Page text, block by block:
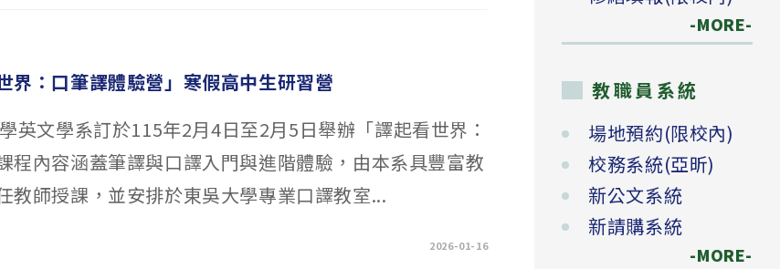
界：口筆譯體驗營」寒假高中生研習營
英文學系訂於115年2月4日至2月5日舉辦「譯起看世界：
程內容涵蓋筆譯與口譯入門與進階體驗，由本系具豐富教
教師授課，並安排於東吳大學專業口譯教室...
2026-01-16
-MORE-
教職員系統
場地預約(限校內)
校務系統(亞昕)
新公文系統
新請購系統
-MORE-